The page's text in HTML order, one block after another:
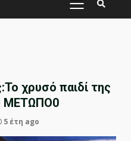
PRIMARY
χρυσό παιδί της
ΜΕΤΩΠΟ0
5 έτη ago